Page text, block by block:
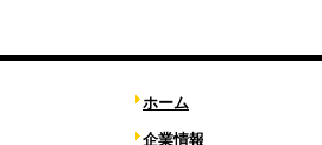
ホーム
企業情報